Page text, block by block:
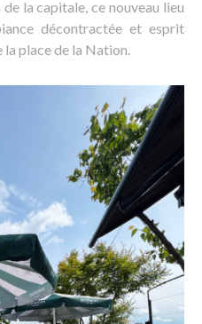
la capitale, ce nouveau lieu
décontractée et esprit
la place de la Nation.